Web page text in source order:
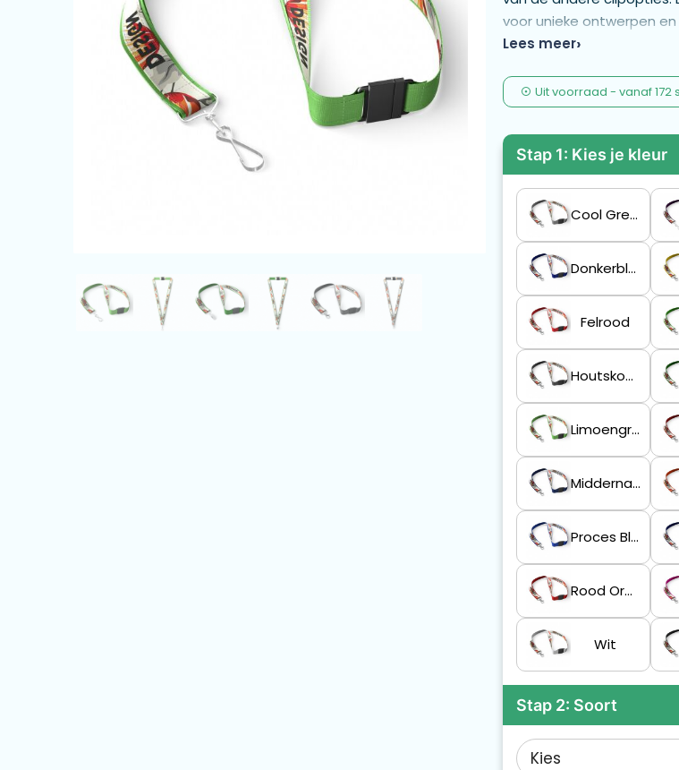
voor unieke ontwerpen
Lees meer
Uit voorraad - vanaf172
Stap 1: Kies je kleur
Cool Grey 6 C
Donkerblauw
Felrood
Houtskoolgrijs
Limoengroen
Middernachtblauw
Proces Blauw
Rood Oranje
Wit
Stap 2: Soort